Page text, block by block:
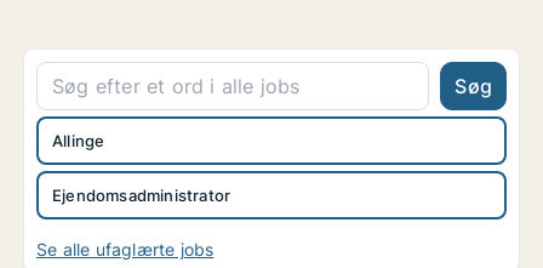
Søg
Ejendomsadministrator
Allinge
Se alle ufaglærte jobs